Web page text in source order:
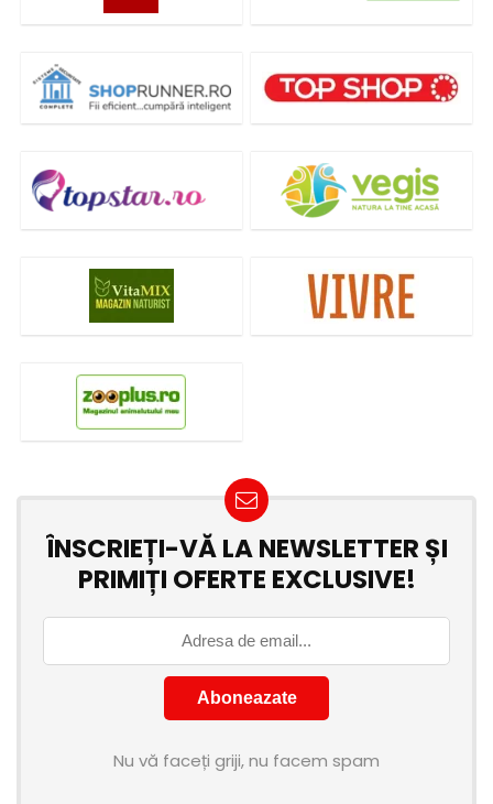
ÎNSCRIEȚI-VĂ LA NEWSLETTER ȘI
PRIMIȚI OFERTE EXCLUSIVE!
Nu vă faceți griji, nu facem spam